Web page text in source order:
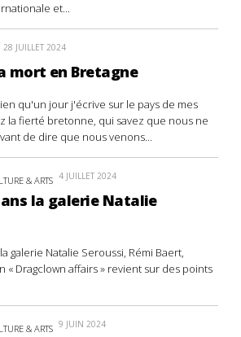
et...
28 JUILLET 2024
mort en Bretagne
qu'un jour j'écrive sur le pays de mes
la fierté bretonne, qui savez que nous ne
de dire que nous venons...
& ARTS 4 JUILLET 2024
la galerie Natalie
galerie Natalie Seroussi, Rémi Baert,
« Dragclown affairs » revient sur des points
& ARTS 9 JUIN 2024